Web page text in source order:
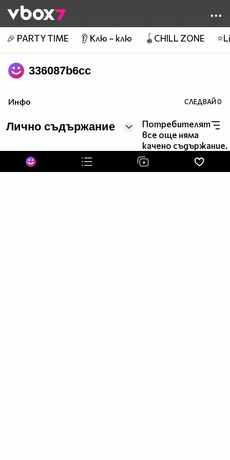
👾
🎉 PARTY TIME 👂 Клю – клю 🪀CHILL ZONE
336087b6cc
Инфо СЛЕДВАЙ0
Лично съдържание
Потребителят
все още няма
качено съдържание.